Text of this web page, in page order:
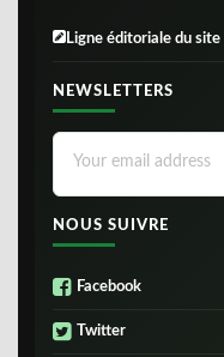
Ligne éditoriale du site
NEWSLETTERS
NOUS SUIVRE
Facebook
Twitter